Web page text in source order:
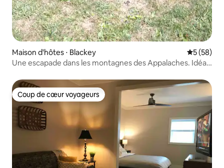
Maison d'hôtes ⋅ Blackey
5 (58)
Une escapade dans les montagnes des Appalaches. Idéal
Coup de cœur voyageurs
Coup de cœur voyageurs